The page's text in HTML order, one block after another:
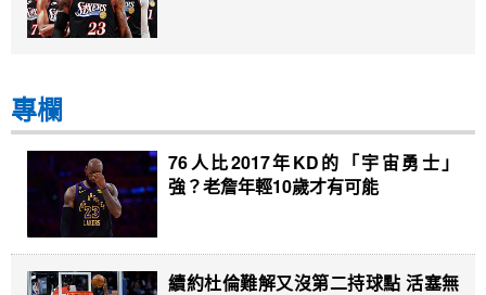
專欄
76人比2017年KD的「宇宙勇士」
強？老詹年輕10歲才有可能
續約杜倫難解又沒第二持球點 活塞無